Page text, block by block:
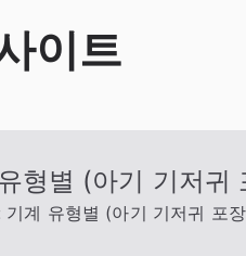
이트
형별 (아기 기저귀
계 유형별 (아기 기저귀 포